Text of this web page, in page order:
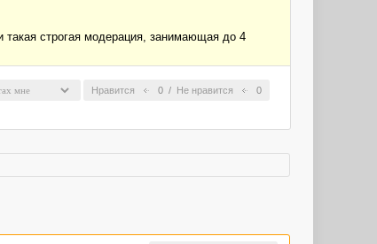
такая строгая модерация, занимающая до 4
Нравится 0 / Не нравится 0